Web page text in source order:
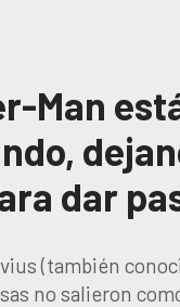
Man
dar
(también
no salieron